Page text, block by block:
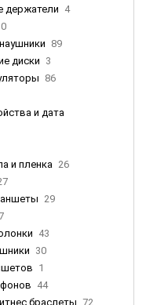
держатели 4
0
89
диски 3
86
и дата
и пленка 26
29
43
30
1
44
браслеты 72